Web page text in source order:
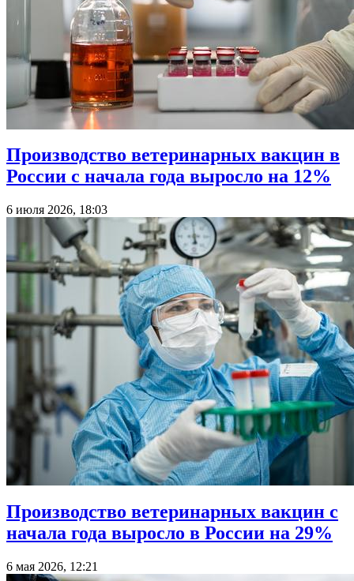
Производство ветеринарных вакцин в
России с начала года выросло на 12%
6 июля 2026, 18:03
Производство ветеринарных вакцин с
начала года выросло в России на 29%
6 мая 2026, 12:21